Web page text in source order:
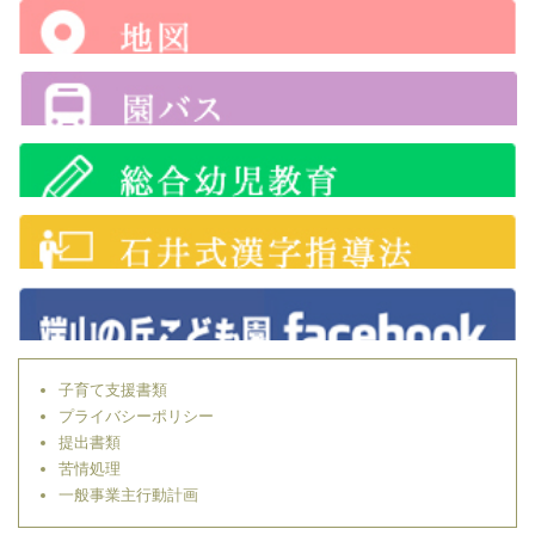
子育て支援書類
プライバシーポリシー
提出書類
苦情処理
一般事業主行動計画